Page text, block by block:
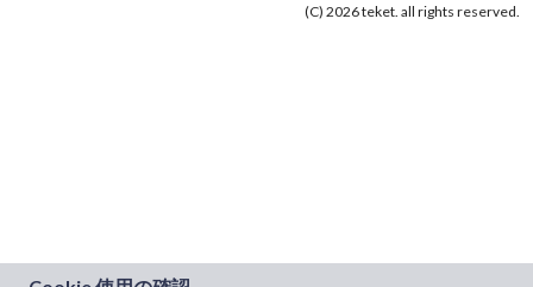
(C) 2026 teket. all rights reserved.